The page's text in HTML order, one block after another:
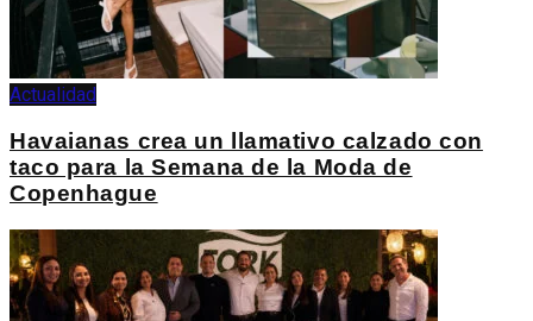
Actualidad
Havaianas crea un llamativo calzado con
taco para la Semana de la Moda de
Copenhague